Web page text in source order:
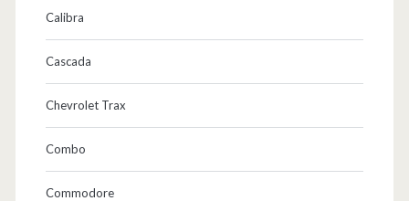
Calibra
Cascada
Chevrolet Trax
Combo
Commodore